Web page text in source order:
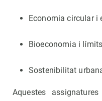
Economia circular i
Bioeconomia i
Sostenibilitat
Aquestes